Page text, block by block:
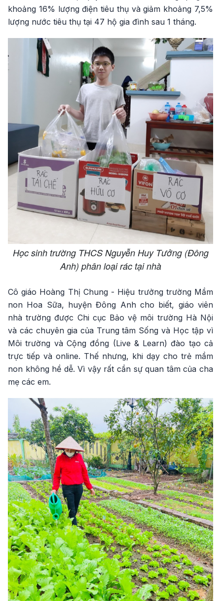
khoảng 16% lượng điện tiêu thụ và giảm khoảng 7,5%
lượng nước tiêu thụ tại 47 hộ gia đình sau 1 tháng.
Học sinh trường THCS Nguyễn Huy Tưởng (Đông
Anh) phân loại rác tại nhà
Cô giáo Hoàng Thị Chung - Hiệu trưởng trường Mầm
non Hoa Sữa, huyện Đông Anh cho biết, giáo viên
nhà trường được Chi cục Bảo vệ môi trường Hà Nội
và các chuyên gia của Trung tâm Sống và Học tập vì
Môi trường và Cộng đồng (Live & Learn) đào tạo cả
trực tiếp và online. Thế nhưng, khi dạy cho trẻ mầm
non không hề dễ. Vì vậy rất cần sự quan tâm của cha
mẹ các em.